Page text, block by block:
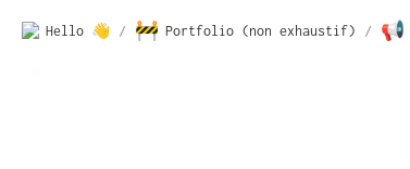
Hello 👋 / 🚧 Portfolio (non exhaustif) / 📢